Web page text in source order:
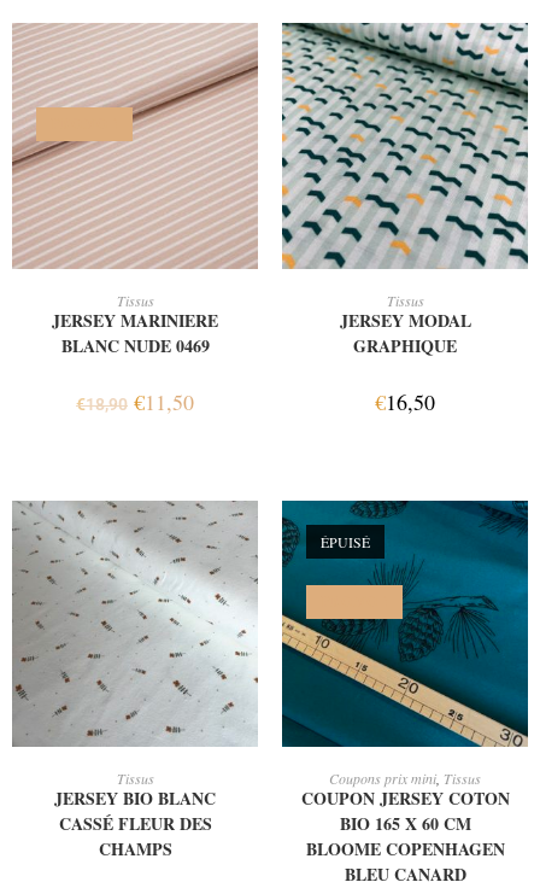
Tissus
JERSEY MARINIERE
BLANC NUDE 0469
€18,90 €11,50
Tissus
JERSEY MODAL
GRAPHIQUE
€16,50
Tissus
JERSEY BIO BLANC
CASSÉ FLEUR DES
CHAMPS
ÉPUISÉ
Coupons prix mini Tissus
COUPON JERSEY COTON
BIO 165 X 60 CM
BLOOME COPENHAGEN
BLEU CANARD